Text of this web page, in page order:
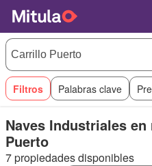
Filtros Palabras clave
Naves Industriales
Puerto
7 propiedades disponibles